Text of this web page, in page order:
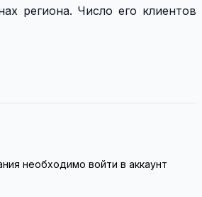
региона. Число его клиентов
необходимо войти в аккаунт